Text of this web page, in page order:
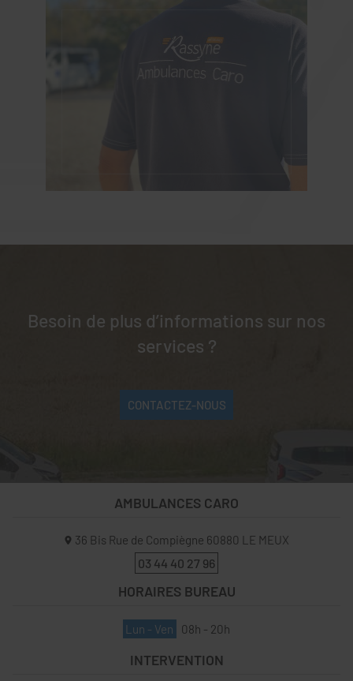
Besoin de plus d’informations sur nos
services ?
CONTACTEZ-NOUS
AMBULANCES CARO
36 Bis Rue de Compiègne 60880 LE MEUX
03 44 40 27 96
HORAIRES BUREAU
Lun - Ven 08h - 20h
INTERVENTION